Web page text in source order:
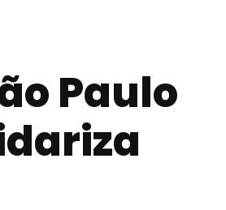
Paulo